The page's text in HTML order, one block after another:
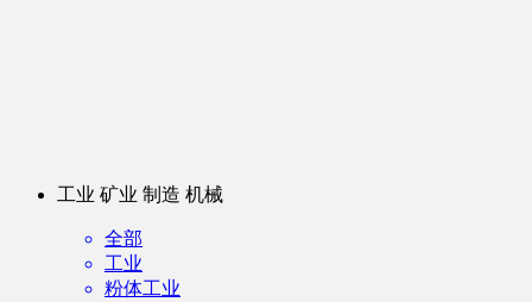
工业 矿业 制造 机械
全部
工业
粉体工业